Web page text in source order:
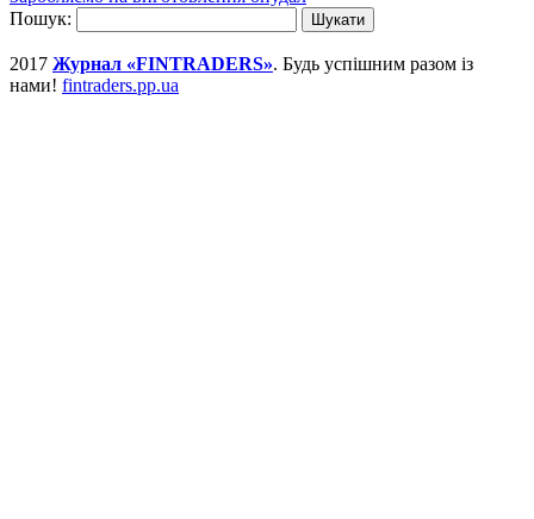
Пошук:
2017 Журнал «FINTRADERS». Будь успішним разом із
нами! fintraders.pp.ua